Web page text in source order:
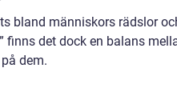
bland människors rädslor
finns det dock en balans
dem.